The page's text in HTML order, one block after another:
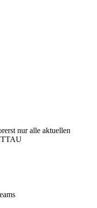
nur alle aktuellen